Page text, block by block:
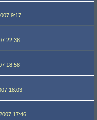
9:17
22:38
18:58
18:03
17:46